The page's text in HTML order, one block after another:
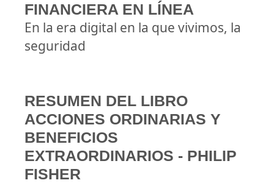
FINANCIERA EN LÍNEA
En la era digital en la que vivimos, la
seguridad
RESUMEN DEL LIBRO
ACCIONES ORDINARIAS Y
BENEFICIOS
EXTRAORDINARIOS - PHILIP
FISHER